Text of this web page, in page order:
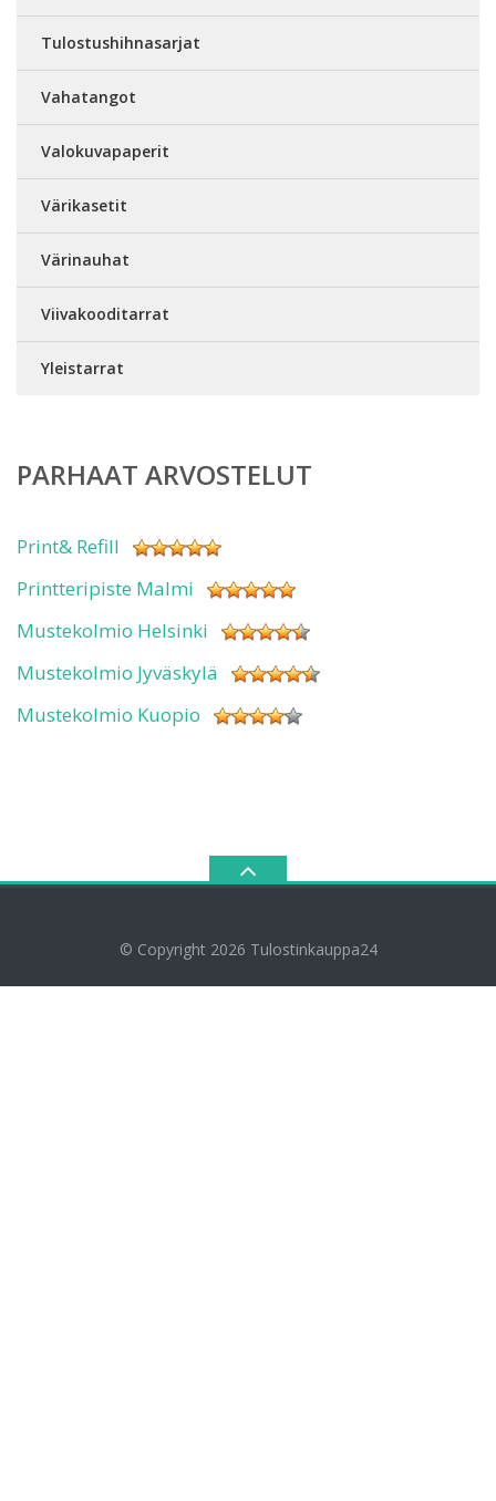
Tulostushihnasarjat
Vahatangot
Valokuvapaperit
Värikasetit
Värinauhat
Viivakooditarrat
Yleistarrat
PARHAAT ARVOSTELUT
Print& Refill
Printteripiste Malmi
Mustekolmio Helsinki
Mustekolmio Jyväskylä
Mustekolmio Kuopio
© Copyright 2026 Tulostinkauppa24